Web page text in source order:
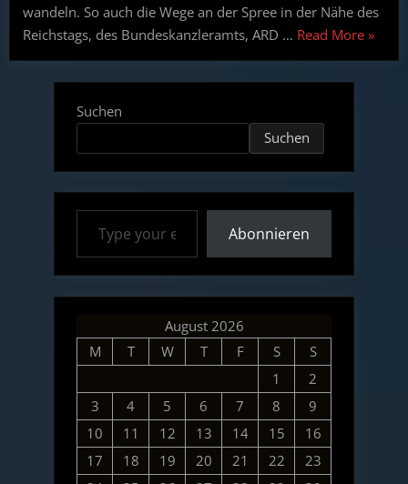
wandeln. So auch die Wege an der Spree in der Nähe des
Reichstags, des Bundeskanzleramts, ARD … Read More
in
»
Suchen
Suchen
Type your email…
Abonnieren
August 2026
M
T W T F S
S
1
2
3
4 5 6 7 8
9
10
11 12 13 14 15
16
17
18 19 20 21 22
23